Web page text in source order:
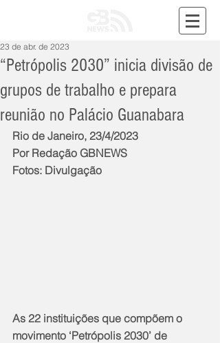
“Petrópolis 2030” inicia divisão de
grupos de trabalho e prepara
reunião no Palácio Guanabara
23 de abr. de 2023
Rio de Janeiro, 23/4/2023
Por Redação GBNEWS
Fotos: Divulgação
As 22 instituições que compõem o
movimento ‘Petrópolis 2030’ de